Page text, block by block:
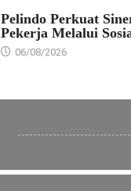
Pelindo Perkuat
Pekerja Melalui
06/08/2026